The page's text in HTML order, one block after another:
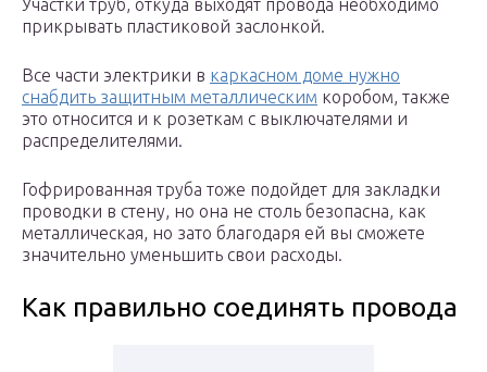
Участки труб, откуда выходят провода необходимо
прикрывать пластиковой заслонкой.
Все части электрики в каркасном доме нужно
снабдить защитным металлическим коробом, также
это относится и к розеткам с выключателями и
распределителями.
Гофрированная труба тоже подойдет для закладки
проводки в стену, но она не столь безопасна, как
металлическая, но зато благодаря ей вы сможете
значительно уменьшить свои расходы.
Как правильно соединять провода